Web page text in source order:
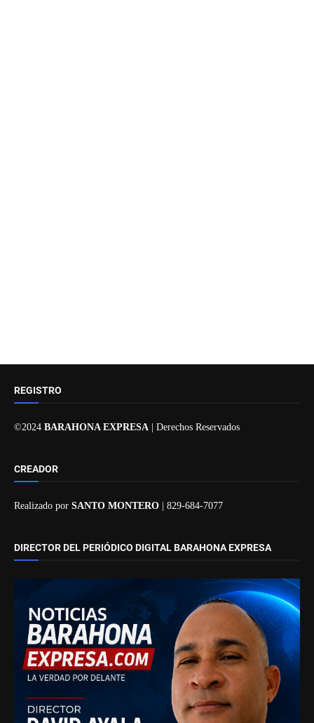
REGISTRO
©2024 BARAHONA EXPRESA | Derechos Reservados
CREADOR
Realizado por SANTO MONTERO | 829-684-7077
DIRECTOR DEL PERIÓDICO DIGITAL BARAHONA EXPRESA